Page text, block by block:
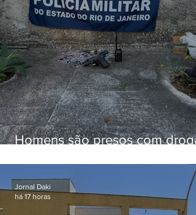
Homens são presos com
Jornal Daki
há 17 horas